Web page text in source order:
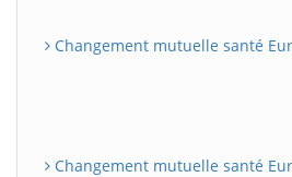
Changement mutuelle santé
Changement mutuelle santé